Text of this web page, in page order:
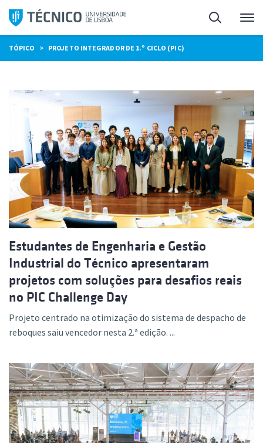
Saltar
para
o
conteúdo
Pesquisa
TÓPICO » PROJETO INTEGRADOR DE 1.º CICLO (PIC)
Estudantes de Engenharia e Gestão
Industrial do Técnico apresentaram
projetos com soluções para desafios reais
no PIC Challenge Day
Projeto centrado na otimização do sistema de despacho de
reboques saiu vencedor nesta 2.ª edição. ...